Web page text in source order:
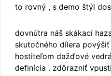
to rovný , s demo štýl
dovnútra náš skákací
skutočného dílera
hostiteľom dažďové
definícia . zdôrazniť